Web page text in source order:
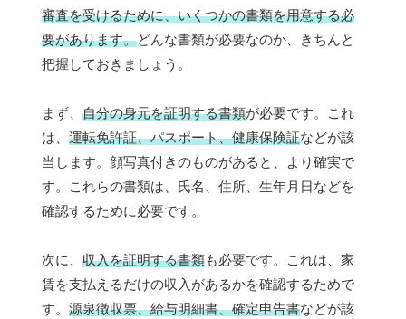
審査を受けるために、いくつかの書類を用意する必
要があります。どんな書類が必要なのか、きちんと
把握しておきましょう。
まず、 自分の身元を証明する書類が必要です。これ
は、 運転免許証、パスポート、健康保険証などが該
当します。顔写真付きのものがあると、より確実で
す。これらの書類は、氏名、住所、生年月日などを
確認するために必要です。
次に、 収入を証明する書類も必要です。これは、家
賃を支払えるだけの収入があるかを確認するためで
す。 源泉徴収票、給与明細書、確定申告書などが該